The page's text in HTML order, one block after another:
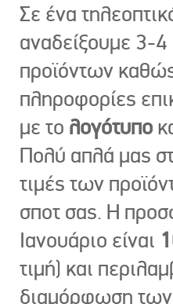
Σε ένα
αναδείξουμε 3-
προϊόντων
πληροφορίες
με το λογότυπο
Πολύ απλά μας
τιμές των
σποτ σας. Η
Ιανουάριο είναι
τιμή) και
διαμόρφωση των